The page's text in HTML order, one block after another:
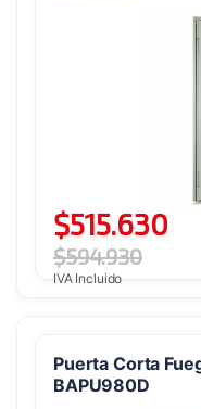
$515.630
$594.930
IVA Incluido
Puerta Corta
BAPU980D